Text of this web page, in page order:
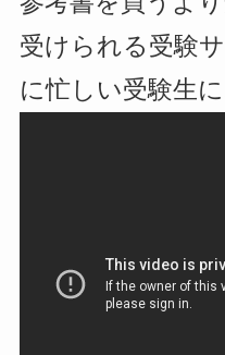
受けられる受験
に忙しい受験生